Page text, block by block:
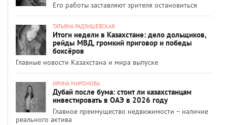
Его работы заставляют зрителя остановиться
ТАТЬЯНА РАДЗИШЕВСКАЯ
Итоги недели в Казахстане: дело дольщиков,
рейды МВД, громкий приговор и победы
боксёров
Главные новости Казахстана и мира выпуске
ИРИНА МИРОНОВА
Дубай после бума: стоит ли казахстанцам
инвестировать в ОАЭ в 2026 году
Главное преимущество недвижимости – наличие
реального актива